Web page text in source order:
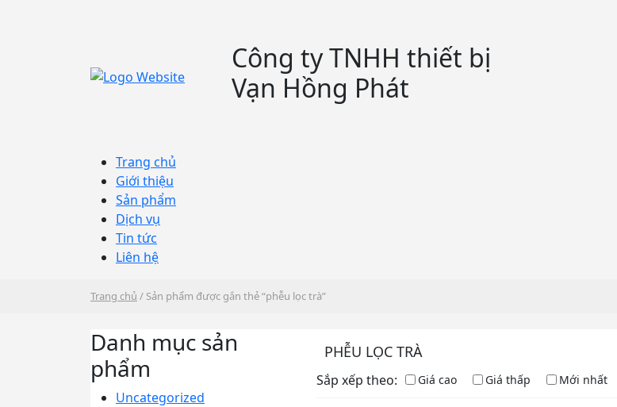
Công ty TNHH thiết bị
Vạn Hồng Phát
Trang chủ
Giới thiệu
Sản phẩm
Dịch vụ
Tin tức
Liên hệ
Trang chủ / Sản phẩm được gắn thẻ “phễu lọc trà”
Danh mục sản
phẩm
Uncategorized
PHỄU LỌC TRÀ
Sắp xếp theo: Giá cao Giá thấp Mới nhất